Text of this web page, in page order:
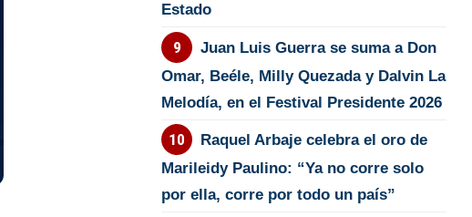
Estado
Juan Luis Guerra se suma a Don
Omar, Beéle, Milly Quezada y Dalvin La
Melodía, en el Festival Presidente 2026
Raquel Arbaje celebra el oro de
Marileidy Paulino: “Ya no corre solo
por ella, corre por todo un país”